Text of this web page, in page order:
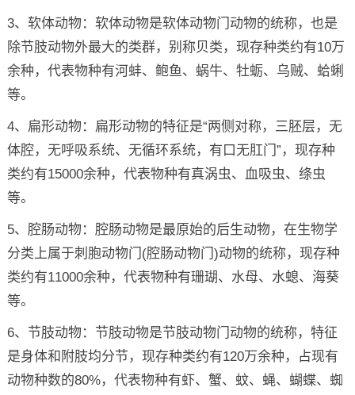
3、软体动物：软体动物是软体动物门动物的统称，也是
除节肢动物外最大的类群，别称贝类，现存种类约有10万
余种，代表物种有河蚌、鲍鱼、蜗牛、牡蛎、乌贼、蛤蜊
等。
4、扁形动物：扁形动物的特征是“两侧对称，三胚层，无
体腔，无呼吸系统、无循环系统，有口无肛门”，现存种
类约有15000余种，代表物种有真涡虫、血吸虫、绦虫
等。
5、腔肠动物：腔肠动物是最原始的后生动物，在生物学
分类上属于刺胞动物门(腔肠动物门)动物的统称，现存种
类约有11000余种，代表物种有珊瑚、水母、水螅、海葵
等。
6、节肢动物：节肢动物是节肢动物门动物的统称，特征
是身体和附肢均分节，现存种类约有120万余种，占现有
动物种数的80%，代表物种有虾、蟹、蚊、蝇、蝴蝶、蜘